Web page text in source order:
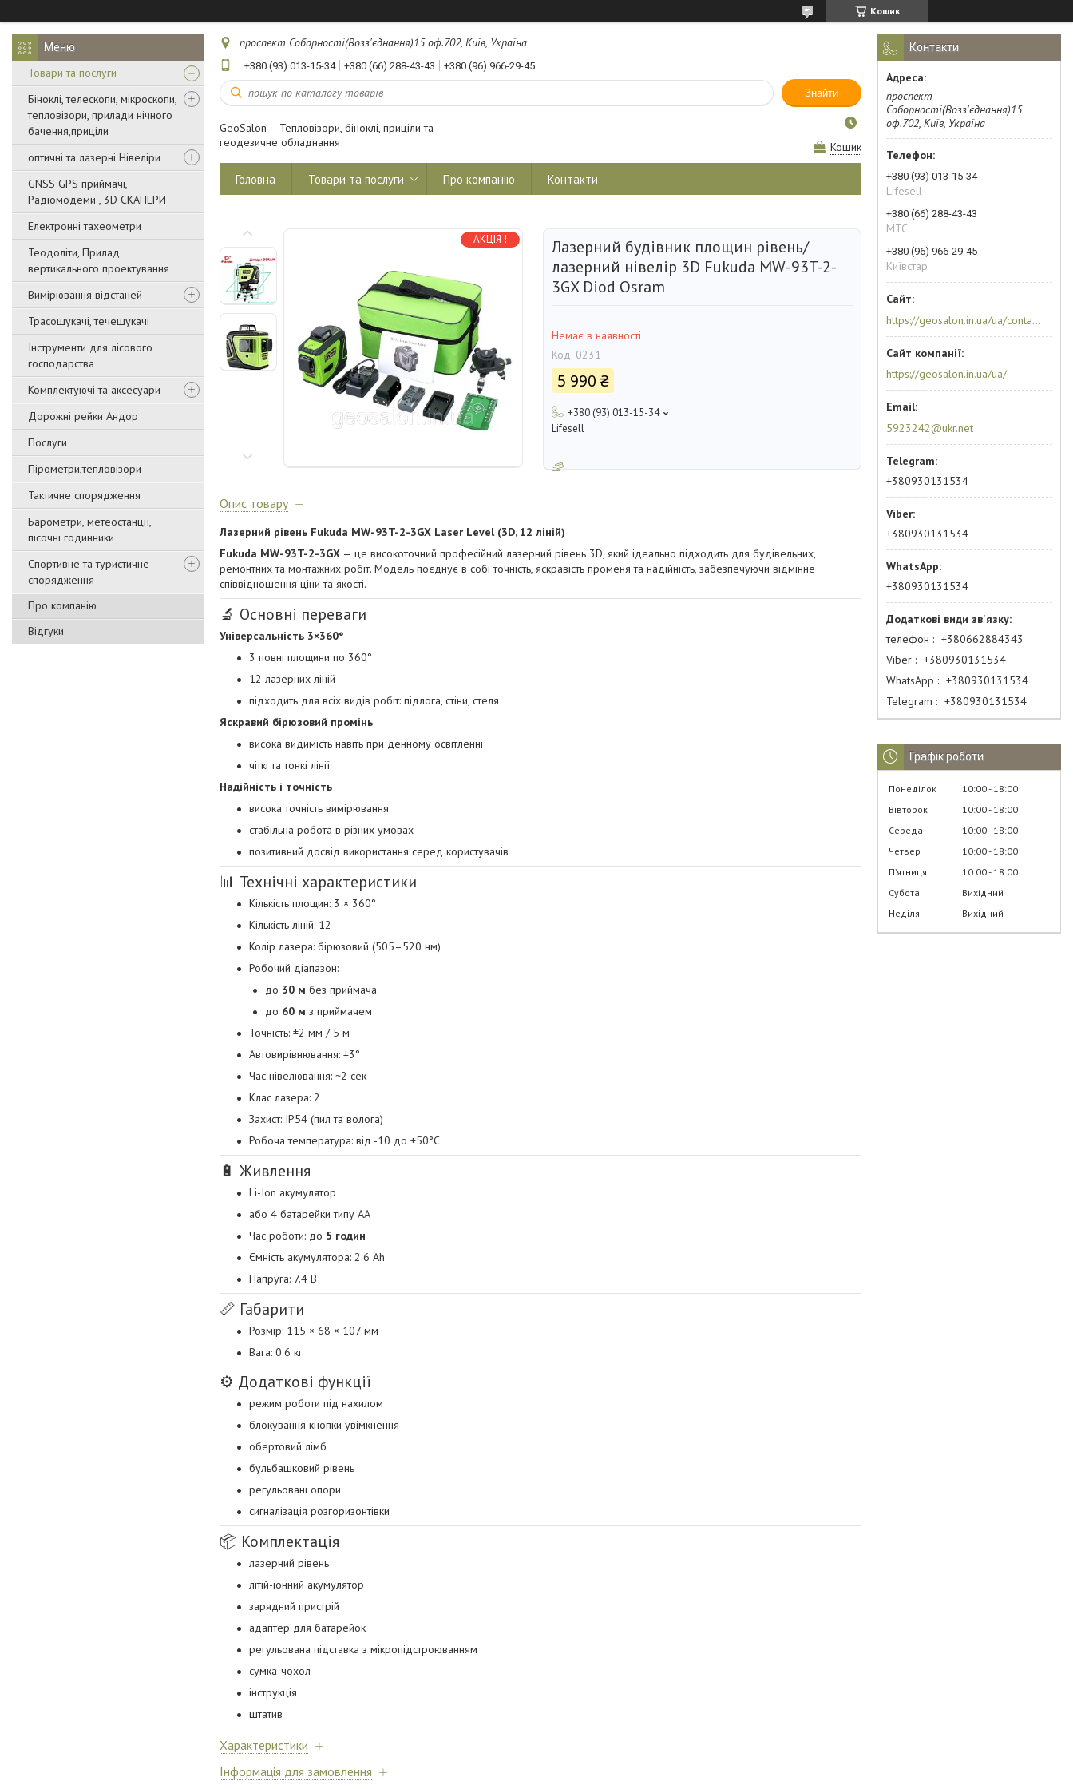
Кошик
Товари та послуги
Біноклі, телескопи, мікроскопи,
тепловізори, прилади нічного
бачення,приціли
оптичні та лазерні Нівеліри
GNSS GPS приймачі,
Радіомодеми , 3D СКАНЕРИ
Електронні тахеометри
Теодоліти, Прилад
вертикального проектування
Вимірювання відстаней
Трасошукачі, течешукачі
Інструменти для лісового
господарства
Комплектуючі та аксесуари
Дорожні рейки Андор
Послуги
Пірометри,тепловізори
Тактичне спорядження
Барометри, метеостанції,
пісочні годинники
Спортивне та туристичне
спорядження
Про компанію
Відгуки
проспект Соборності(Возз'єднання)15 оф.702, Київ, Україна
+380 (93) 013-15-34 +380 (66) 288-43-43 +380 (96) 966-29-45
Знайти
GeoSalon – Тепловізори, біноклі, приціли та
геодезичне обладнання
Кошик
Головна Товари та послуги Про компанію Контакти
АКЦІЯ !
Лазерний будівник площин рівень/
лазерний нівелір 3D Fukuda MW-93T-2-
3GX Diod Osram
Немає в наявності
Код: 0231
5 990 ₴
+380 (93) 013-15-34
Lifesell
Опис товару
Лазерний рівень Fukuda MW-93T-2-3GX Laser Level(3D, 12 ліній)
Fukuda MW-93T-2-3GX — це високоточний професійний лазерний рівень 3D, який ідеально підходить для будівельних,
ремонтних та монтажних робіт. Модель поєднує в собі точність, яскравість променя та надійність, забезпечуючи відмінне
співвідношення ціни та якості.
🔬 Основні переваги
Універсальність 3×360°
3 повні площини по 360°
12 лазерних ліній
підходить для всіх видів робіт: підлога, стіни, стеля
Яскравий бірюзовий промінь
висока видимість навіть при денному освітленні
чіткі та тонкі лінії
Надійність і точність
висока точність вимірювання
стабільна робота в різних умовах
позитивний досвід використання серед користувачів
📊 Технічні характеристики
Кількість площин: 3 × 360°
Кількість ліній: 12
Колір лазера: бірюзовий (505–520 нм)
Робочий діапазон:
до 30 м без приймача
до 60 м з приймачем
Точність: ±2 мм / 5 м
Автовирівнювання: ±3°
Час нівелювання: ~2 сек
Клас лазера: 2
Захист: IP54 (пил та волога)
Робоча температура: від -10 до +50°C
🔋 Живлення
Li-Ion акумулятор
або 4 батарейки типу AA
Час роботи: до 5 годин
Ємність акумулятора: 2.6 Ah
Напруга: 7.4 В
📏 Габарити
Розмір: 115 × 68 × 107 мм
Вага: 0.6 кг
⚙️ Додаткові функції
режим роботи під нахилом
блокування кнопки увімкнення
обертовий лімб
бульбашковий рівень
регульовані опори
сигналізація розгоризонтівки
📦 Комплектація
лазерний рівень
літій-іонний акумулятор
зарядний пристрій
адаптер для батарейок
регульована підставка з мікропідстроюванням
сумка-чохол
інструкція
штатив
Характеристики
Інформація для замовлення
Контакти
проспект
Соборності(Возз'єднання)15
оф.702, Київ, Україна
+380 (93) 013-15-34
Lifesell
+380 (66) 288-43-43
МТС
+380 (96) 966-29-45
Київстар
https://geosalon.in.ua/ua/contacts
https://geosalon.in.ua/ua/
5923242@ukr.net
+380930131534
+380930131534
+380930131534
телефон
+380662884343
Viber
+380930131534
WhatsApp
+380930131534
Telegram
+380930131534
Графік роботи
Понеділок 10:00 18:00
Вівторок
10:00 18:00
Середа
10:00 18:00
Четвер
10:00 18:00
Пʼятниця
10:00 18:00
Субота
Вихідний
Неділя
Вихідний